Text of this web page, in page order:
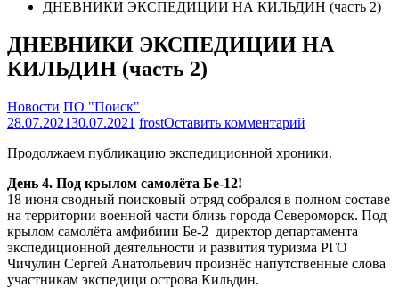
ДНЕВНИКИ ЭКСПЕДИЦИИ НА КИЛЬДИН (часть 2)
ДНЕВНИКИ ЭКСПЕДИЦИИ НА
КИЛЬДИН (часть 2)
Новости ПО "Поиск"
28.07.202130.07.2021 frostОставить комментарий
(часть
2)
Продолжаем публикацию экспедиционной хроники.
День 4. Под крылом самолёта Бе-12!
18 июня сводный поисковый отряд собрался в полном составе
на территории военной части близь города Североморск. Под
крылом самолёта амфибиии Бе-2 директор департамента
экспедиционной деятельности и развития туризма РГО
Чичулин Сергей Анатольевич произнёс напутственные слова
участникам экспедици острова Кильдин.